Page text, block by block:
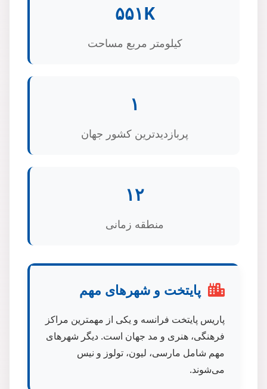
۵۵۱K
کیلومتر مربع مساحت
۱
پربازدیدترین کشور جهان
۱۲
منطقه زمانی
پایتخت و شهرهای مهم
پاریس پایتخت فرانسه و یکی از مهمترین مراکز
فرهنگی، هنری و مد جهان است. دیگر شهرهای
مهم شامل مارسی، لیون، تولوز و نیس
می‌شوند.